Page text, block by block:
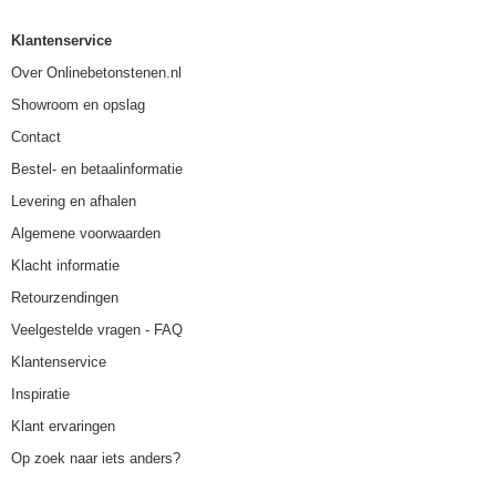
Klantenservice
Over Onlinebetonstenen.nl
Showroom en opslag
Contact
Bestel- en betaalinformatie
Levering en afhalen
Algemene voorwaarden
Klacht informatie
Retourzendingen
Veelgestelde vragen - FAQ
Klantenservice
Inspiratie
Klant ervaringen
Op zoek naar iets anders?